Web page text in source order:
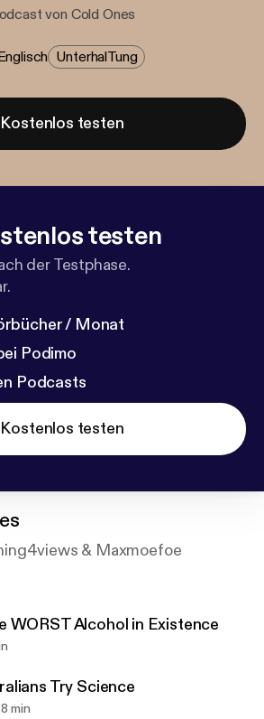
von Cold Ones
Unterhal​tung
Kostenlos testen
testen
der Testphase.
/ Monat
Podimo
Podcasts
Kostenlos testen
& Maxmoefoe
WORST Alcohol in Existence
Try Science
min